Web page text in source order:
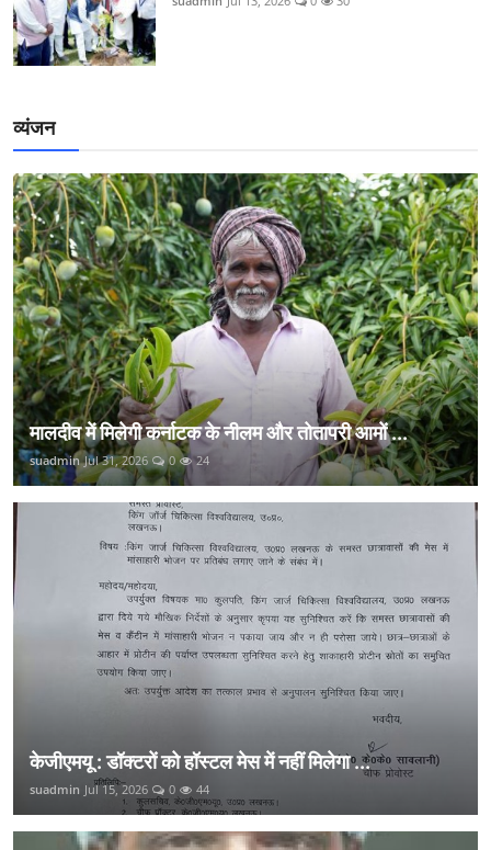
व्यंजन
मालदीव में मिलेगी कर्नाटक के नीलम और तोतापरी आमों ...
suadmin Jul 31, 2026 0 24
केजीएमयू : डॉक्टरों को हॉस्टल मेस में नहीं मिलेगा ...
suadmin Jul 15, 2026 0 44